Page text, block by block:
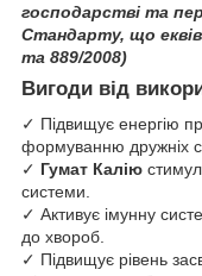
господарстві та
Стандарту, що
та 889/2008)
Вигоди від
✓ Підвищує енергію
формуванню дружніх
✓ Гумат Калію
системи.
✓ Активує імунну
до хвороб.
✓ Підвищує рівень